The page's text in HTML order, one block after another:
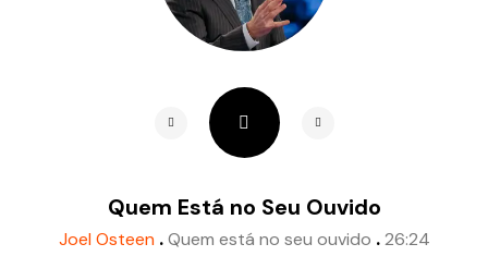
Quem Está no Seu Ouvido
Joel Osteen . Quem está no seu ouvido . 26:24